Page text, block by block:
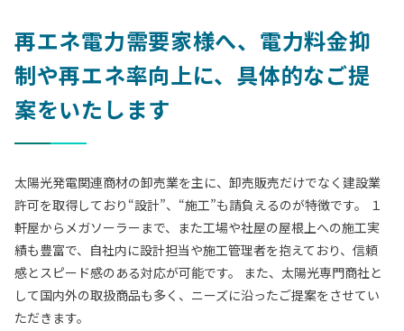
再エネ電力需要家様へ、電力料金抑
制や再エネ率向上に、具体的なご提
案をいたします
太陽光発電関連商材の卸売業を主に、卸売販売だけでなく建設業
許可を取得しており“設計”、“施工”も請負えるのが特徴です。 １
軒屋からメガソーラーまで、また工場や社屋の屋根上への施工実
績も豊富で、自社内に設計担当や施工管理者を抱えており、信頼
感とスピード感のある対応が可能です。 また、太陽光専門商社と
して国内外の取扱商品も多く、ニーズに沿ったご提案をさせてい
ただきます。